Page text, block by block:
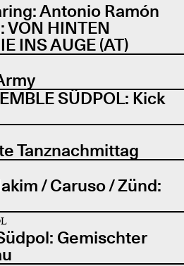
Antonio Ramón
VON HINTEN
INS AUGE (AT)
SÜDPOL: Kick
Tanznachmittag
/ Caruso / Zünd:
Gemischter